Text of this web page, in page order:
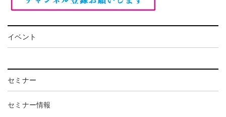
イベント
セミナー
セミナー情報